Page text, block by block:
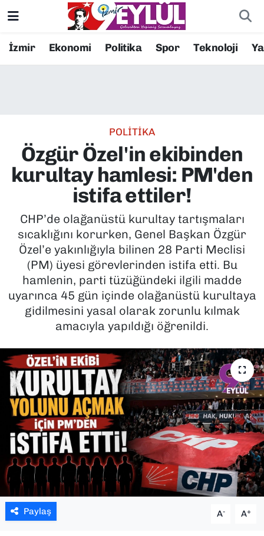
İzmir Ekonomi Politika Spor Teknoloji
POLİTİKA
Özgür Özel'in ekibinden
kurultay hamlesi: PM'den
istifa ettiler!
CHP’de olağanüstü kurultay tartışmaları
sıcaklığını korurken, Genel Başkan Özgür
Özel’e yakınlığıyla bilinen 28 Parti Meclisi
(PM) üyesi görevlerinden istifa etti. Bu
hamlenin, parti tüzüğündeki ilgili madde
uyarınca 45 gün içinde olağanüstü kurultaya
gidilmesini yasal olarak zorunlu kılmak
amacıyla yapıldığı öğrenildi.
Paylaş A- A+
Resmi İlanlar
EKONOMİ
KÜLTÜR SANAT
MAGAZİN
POLİTİKA
SAĞLIK
SPOR
YAŞAM
YEREL YÖNETİMLER
Konak Nöbetçi Eczaneler
Süper Lig Puan Durumu ve Fikstür
Tüm Manşetler
Son Dakika Haberleri
Haber Arşivi